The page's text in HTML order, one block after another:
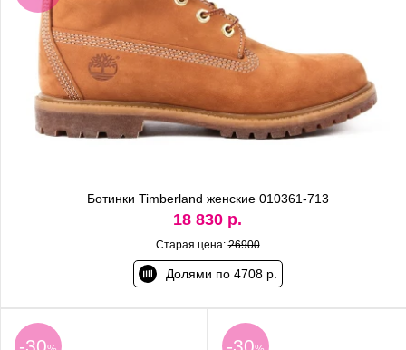
Ботинки Timberland женские 010361-713
18 830 р.
Старая цена:26900
Долями по 4708 р.
-30 -30